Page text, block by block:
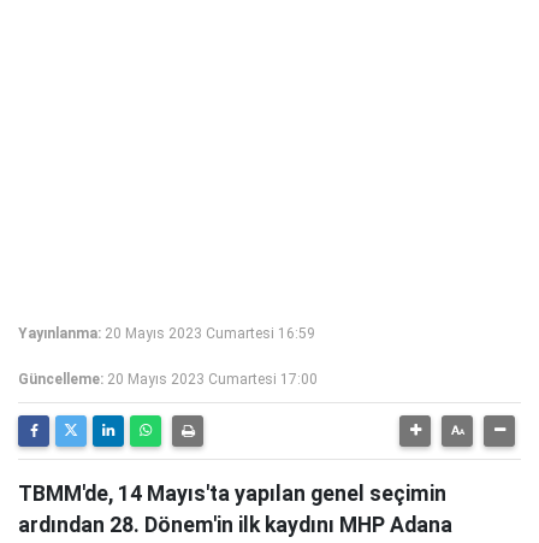
Yayınlanma: 20 Mayıs 2023 Cumartesi 16:59
Güncelleme: 20 Mayıs 2023 Cumartesi 17:00
TBMM'de, 14 Mayıs'ta yapılan genel seçimin
ardından 28. Dönem'in ilk kaydını MHP Adana